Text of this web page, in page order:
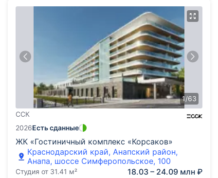
1/63
ССК
ЖК «Гостиничный комплекс «Корсаков»
2026Есть сданные
Краснодарский край, Анапский район,
Анапа, шоссе Симферопольское, 100
Студия от 31.41 м² 18.03 – 24.09 млн ₽